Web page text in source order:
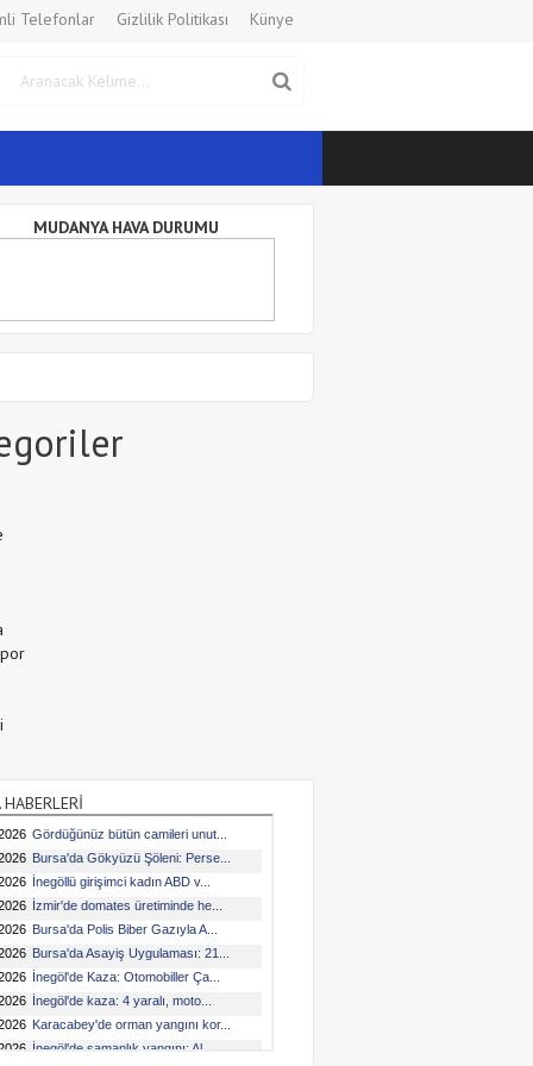
Telefonlar Gizlilik Politikası Künye
MUDANYA HAVA DURUMU